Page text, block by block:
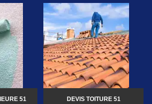
51 DEVIS TOITURE 51